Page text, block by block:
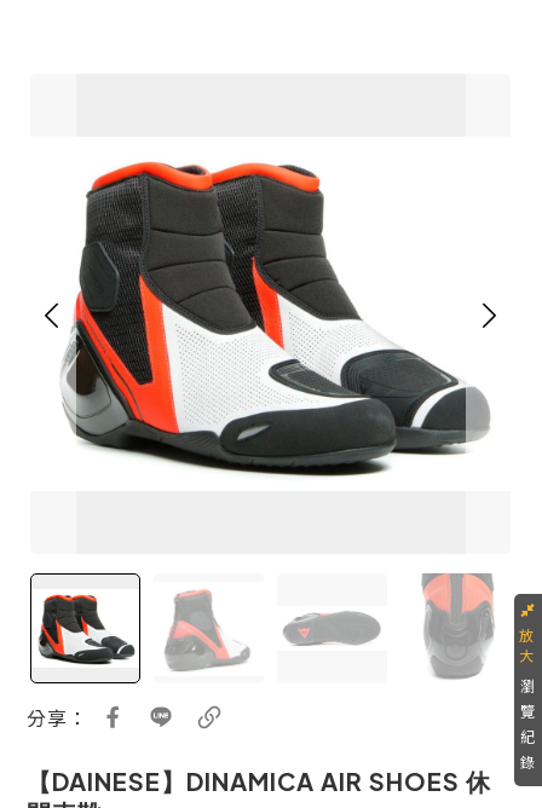
分享：
【DAINESE】DINAMICA AIR SHOES 休
瀏
覽
紀
錄